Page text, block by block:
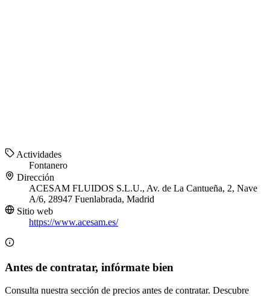
Actividades
Fontanero
Dirección
ACESAM FLUIDOS S.L.U., Av. de La Cantueña, 2, Nave
A/6, 28947 Fuenlabrada, Madrid
Sitio web
https://www.acesam.es/
Antes de contratar, infórmate bien
Consulta nuestra sección de precios antes de contratar. Descubre